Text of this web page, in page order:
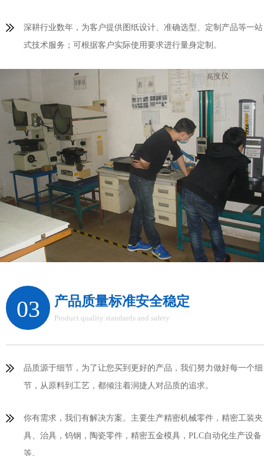
深耕行业数年，为客户提供图纸设计、准确选型、定制产品等一站
式技术服务；可根据客户实际使用要求进行量身定制。
03 产品质量标准安全稳定
Product quality standards and safety
品质源于细节，为了让您买到更好的产品，我们努力做好每一个细
节，从原料到工艺，都倾注着润捷人对品质的追求。
你有需求，我们有解决方案。主要生产精密机械零件，精密工装夹
具、治具，钨钢，陶瓷零件，精密五金模具，PLC自动化生产设备
等。